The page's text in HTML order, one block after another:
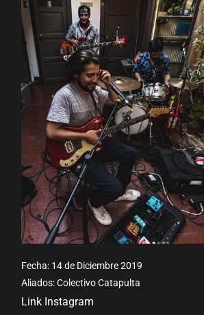
Fecha: 14 de Diciembre 2019
Aliados:Colectivo Catapulta
Link Instagram